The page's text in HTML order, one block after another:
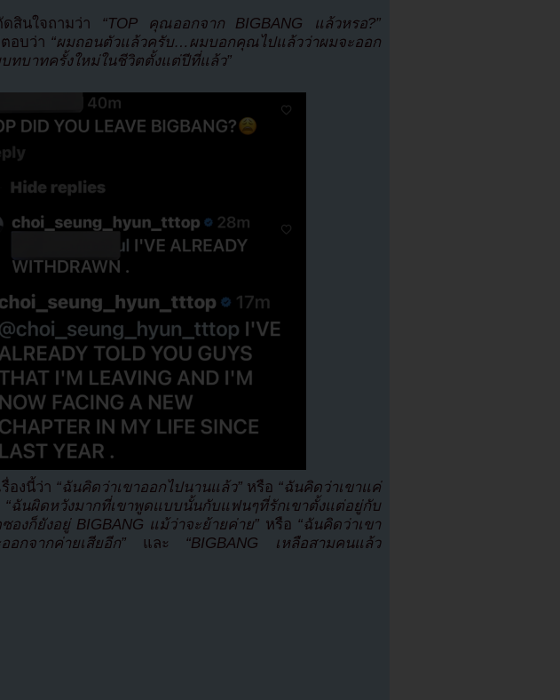
สินใจถามว่า “TOP คุณออกจาก BIGBANG แล้วหรอ?”
อบว่า “ผมถอนตัวแล้วครับ…ผมบอกคุณไปแล้วว่าผมจะออก
ทบาทครั้งใหม่ในชีวิตตั้งแต่ปีที่แล้ว”
องนี้ว่า “ฉันคิดว่าเขาออกไปนานแล้ว” หรือ “ฉันคิดว่าเขาแค่
“ฉันผิดหวังมากที่เขาพูดแบบนั้นกับแฟนๆที่รักเขาตั้งแต่อยู่กับ
ซองก็ยังอยู่ BIGBANG แม้ว่าจะย้ายค่าย” หรือ “ฉันคิดว่าเขา
อกจากค่ายเสียอีก” และ “BIGBANG เหลือสามคนแล้ว